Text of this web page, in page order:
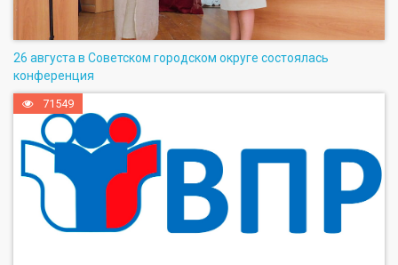
26 августа в Советском городском округе состоялась
конференция
71549